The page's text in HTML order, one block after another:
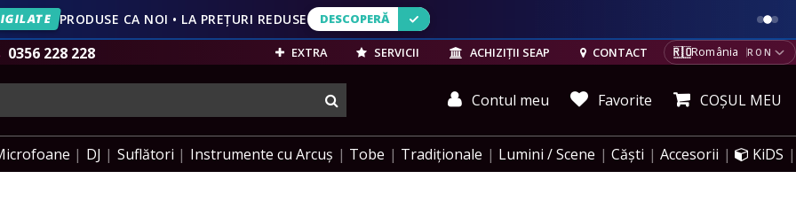
VEZI OFERTELE
PRODUSE CA NOI • LA PREȚURI REDUSE DESCOPERĂ
DESCOPERĂ
0356 228 228 EXTRA SERVICII ACHIZIȚII SEAP CONTACT 🇷🇴România RON
Contul meu Favorite COȘUL MEU
DJ Suflători Instrumente cu Arcuș Tobe Tradiționale Lumini / Scene Căști Accesorii KiDS